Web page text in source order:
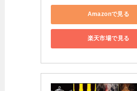
Amazonで見る
楽天市場で見る